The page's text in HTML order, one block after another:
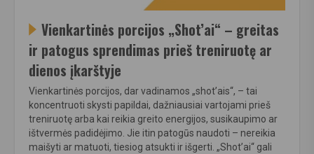
Vienkartinės porcijos „Shot’ai“ – greitas
ir patogus sprendimas prieš treniruotę ar
dienos įkarštyje
Vienkartinės porcijos, dar vadinamos „shot’ais“, – tai
koncentruoti skysti papildai, dažniausiai vartojami prieš
treniruotę arba kai reikia greito energijos, susikaupimo ar
ištvermės padidėjimo. Jie itin patogūs naudoti – nereikia
maišyti ar matuoti, tiesiog atsukti ir išgerti. „Shot’ai“ gali